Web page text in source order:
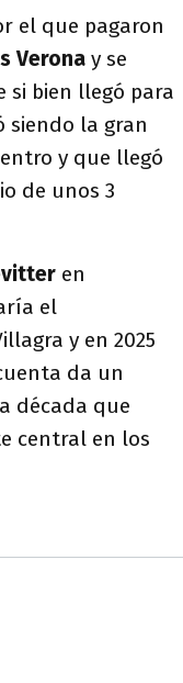
el que pagaron
Verona y se
si bien llegó para
siendo la gran
y que llegó
de unos 3
en
el
y en 2025
da un
década que
central en los